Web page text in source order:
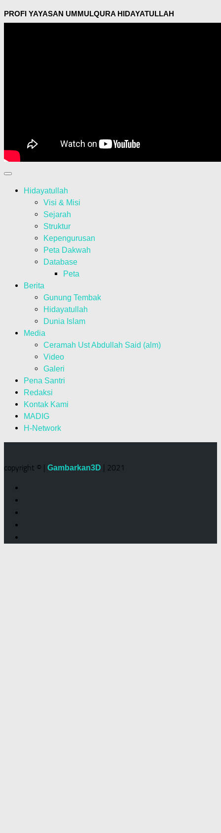
PROFI YAYASAN UMMULQURA HIDAYATULLAH
Hidayatullah
Visi & Misi
Sejarah
Struktur
Kepengurusan
Peta Dakwah
Database
Peta
Berita
Gunung Tembak
Hidayatullah
Dunia Islam
Media
Ceramah Ust Abdullah Said (alm)
Video
Galeri
Pena Santri
Redaksi
Kontak Kami
MADIG
H-Network
copyright © | Gambarkan3D | 2021